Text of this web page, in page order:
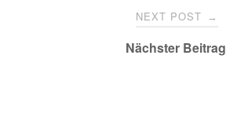
NEXT POST →
Nächster Beitrag